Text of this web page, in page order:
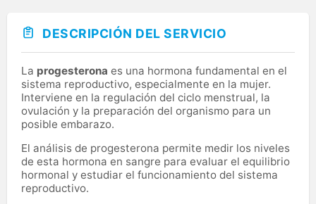
DESCRIPCIÓN DEL SERVICIO
La progesterona es una hormona fundamental en el
sistema reproductivo, especialmente en la mujer.
Interviene en la regulación del ciclo menstrual, la
ovulación y la preparación del organismo para un
posible embarazo.
El análisis de progesterona permite medir los niveles
de esta hormona en sangre para evaluar el equilibrio
hormonal y estudiar el funcionamiento del sistema
reproductivo.